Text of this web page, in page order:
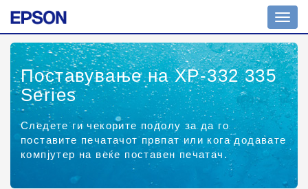
Вкл./
искл.
Поставување на XP-332 335
Series
Следете ги чекорите подолу за да го
поставите печатачот првпат или кога додавате
компјутер на веќе поставен печатач.